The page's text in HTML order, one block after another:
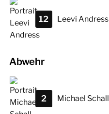
Leevi Andress
12
Abwehr
Michael Schall
2